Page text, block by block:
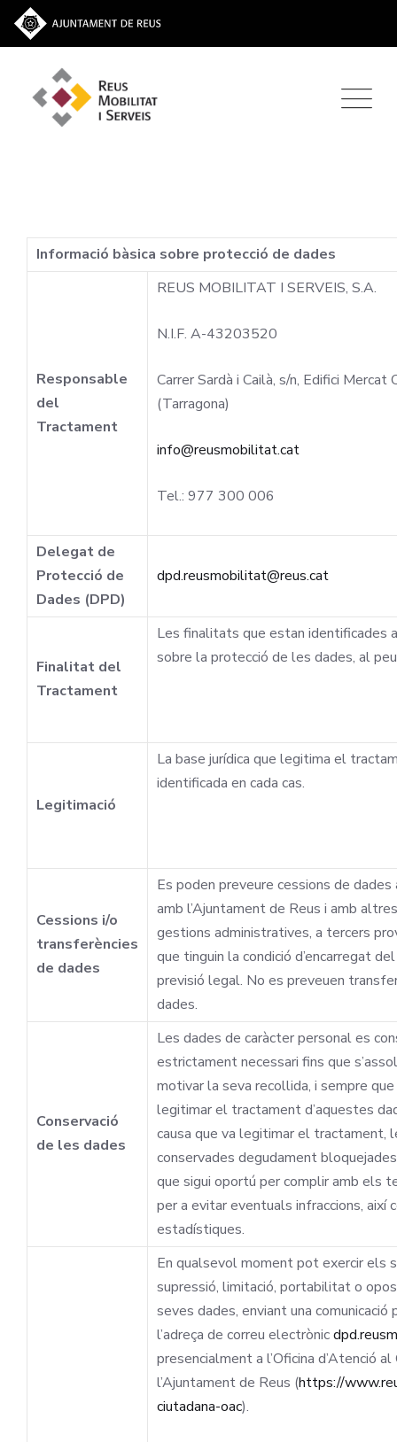
Informació bàsica sobre protecció de dades
Responsable
del
Tractament
REUS MOBILITAT I SERVEIS, S.A.
N.I.F. A-43203520
Carrer Sardà i Cailà, s/n, Edifici
(Tarragona)
info@reusmobilitat.cat
Tel.: 977 300 006
Delegat de
Protecció de
Dades (DPD)
dpd.reusmobilitat@reus.cat
Finalitat del
Tractament
Les finalitats que estan identificades
sobre la protecció de les dades, al
Legitimació
La base jurídica que legitima el
identificada en cada cas.
Cessions i/o
transferències
de dades
Es poden preveure cessions de dades
amb l’Ajuntament de Reus i amb
gestions administratives, a tercers
que tinguin la condició d’encarregat
previsió legal. No es preveuen
dades.
Conservació
de les dades
Les dades de caràcter personal es
estrictament necessari fins que
motivar la seva recollida, i sempre
legitimar el tractament d’aquestes
causa que va legitimar el tractament,
conservades degudament
que sigui oportú per complir amb els
per a evitar eventuals infraccions, així
estadístiques.
En qualsevol moment pot exercir els
supressió, limitació, portabilitat o
seves dades, enviant una
l’adreça de correu electrònic
presencialment a l’Oficina d’Atenció
l’Ajuntament de Reus (https://
ciutadana-oac).